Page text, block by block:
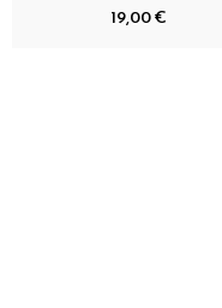
19,00 €